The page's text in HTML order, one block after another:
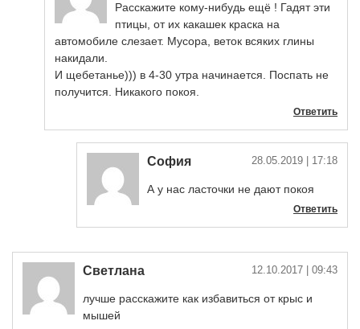
Расскажите кому-нибудь ещё ! Гадят эти
птицы, от их какашек краска на
автомобиле слезает. Мусора, веток всяких глины
накидали.
И щебетанье))) в 4-30 утра начинается. Поспать не
получится. Никакого покоя.
Ответить
София 28.05.2019 | 17:18
А у нас ласточки не дают покоя
Ответить
Светлана 12.10.2017 | 09:43
лучше расскажите как избавиться от крыс и
мышей